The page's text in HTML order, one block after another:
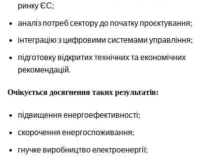
ринку ЄС;
аналіз потреб сектору до початку проєктування;
інтеграцію з цифровими системами управління;
підготовку відкритих технічних та економічних
рекомендацій.
Очікується досягнення таких результатів:
підвищення енергоефективності;
скорочення енергоспоживання;
гнучке виробництво електроенергії;